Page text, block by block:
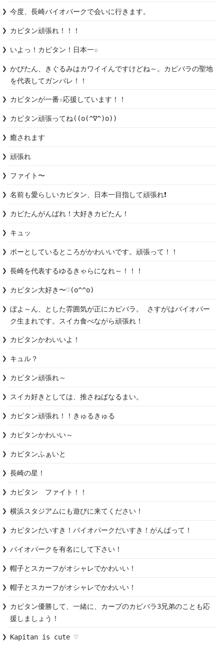
今度、長崎バイオパークで会いに行きます。
カピタン頑張れ！！！
いよっ！カピタン！日本一☆
かぴたん、きぐるみはカワイイんですけどね～。カピバラの聖地
を代表してガンバレ！！
カピタン頑張ってね((o(^∇^)o))
癒されます
頑張れ
ファイト〜
名前も愛らしいカピタン、日本一目指して頑張れ❗️
カピたんがんばれ！大好きカピたん！
キュッ
ボーとしているところがかわいいです。頑張って！！
長崎を代表するゆるきゃらになれ～！！！
カピタン大好き〜♡(o^^o)
ぼよ～ん、とした雰囲気が正にカピバラ。 さすがはバイオパー
カピタンかわいいよ！
キュル？
カピタン頑張れ～
スイカ好きとしては、推さねばなるまい。
カピタン頑張れ！！きゅるきゅる
カピタンかわいい～
カピタンふぁいと
長崎の星！
カピタン　ファイト！！
横浜スタジアムにも遊びに来てください！
カピタンだいすき！バイオパークだいすき！がんばって！
バイオパークを有名にして下さい！
帽子とスカーフがオシャレでかわいい！
帽子とスカーフがオシャレでかわいい！
カピタン優勝して、一緒に、カープのカピバラ3兄弟のことも応
援しましょう！
Kapitan is cute ♡